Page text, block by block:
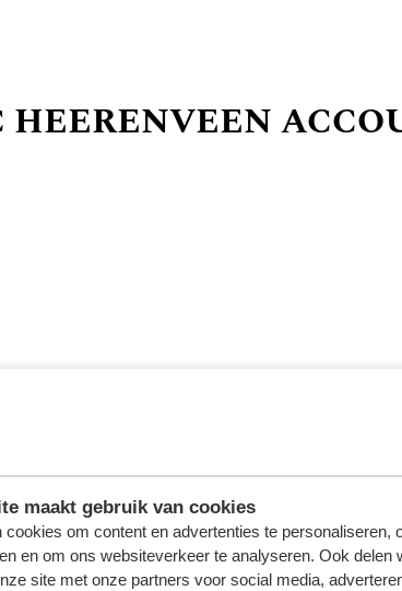
maakt gebruik van cookies
cookies om content en advertenties te personaliseren,
en om ons websiteverkeer te analyseren. Ook delen
site met onze partners voor social media,
HEERENVEEN